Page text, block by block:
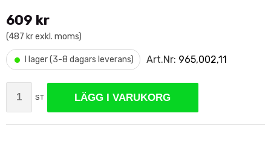
609 kr
(487 kr exkl. moms)
• I lager (3-8 dagars leverans) Art.Nr: 965,002,11
ST LÄGG I VARUKORG